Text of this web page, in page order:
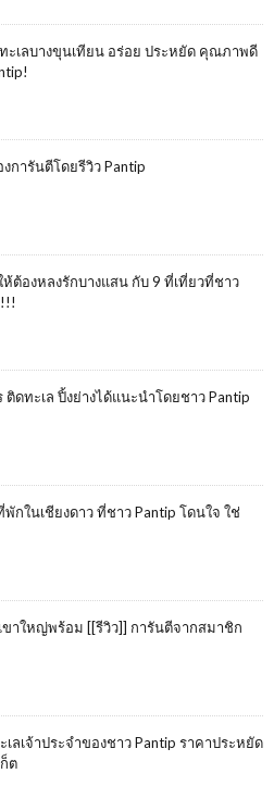
ะเลบางขุนเทียน อร่อย ประหยัด คุณภาพดี
การันตีโดยรีวิว Pantip
ต้องหลงรักบางแสน กับ 9 ที่เที่ยวที่ชาว
ดทะเล ปิ้งย่างได้แนะนำโดยชาว Pantip
กในเชียงดาว ที่ชาว Pantip โดนใจ ใช่
ขาใหญ่พร้อม [[รีวิว]] การันตีจากสมาชิก
ลเจ้าประจำของชาว Pantip ราคาประหยัด
ต